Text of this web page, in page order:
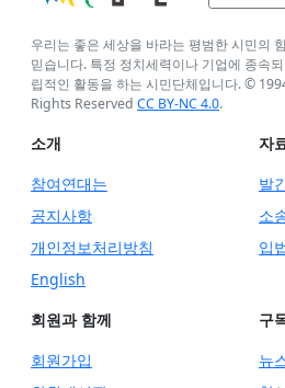
우리는 좋은 세상을 바라는 평범한 시민의
믿습니다. 특정 정치세력이나 기업에 종속
립적인 활동을 하는 시민단체입니다. ©
Rights Reserved CC BY-NC 4.0.
소개
참여연대는
공지사항
개인정보처리방침
English
자
발
소
입
회원과 함께
회원가입
구
뉴